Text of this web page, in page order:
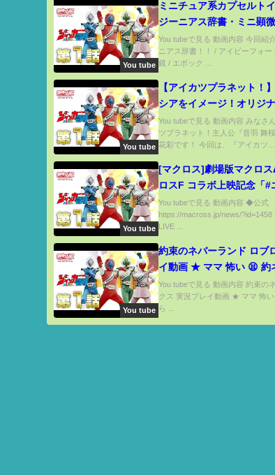
You tube
ミニチュア系カプセル
ジーニアス辞書・ミニ顕
リコーダー Miniature
toys
You tubeで見る 動画内容 今回紹
ニアス辞書！！ / アイピーフォー
鏡 / エポック ...
You tube
【アイカツプラネット！
シアをイメージ！オリジ
ってみた！
You tubeで見る 動画内容 みなさ
ツプラネット！主人公『音羽 舞
花彩です！ 今回は、『アイカツ...
You tube
[マクロス]劇場版マクロ
ロスF コラボ上映記念「#
／マクロスFを 一緒に観
の公開日も発表か！？
You tubeで見る 動画内容 ◆公式
https://macross.jp/news/
LIVE ...
You tube
約束のネバーランド ロブロック
イ動画 ★ ママ 怖い 😫 約
脱出 しよう ‼
You tubeで見る 動画内容 約束の
クス 実況プレイ動画 ★ ママ 怖
ら ...